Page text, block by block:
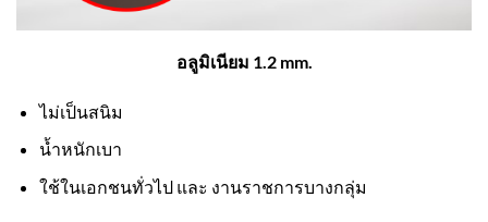
อลูมิเนียม 1.2 mm.
ไม่เป็นสนิม
น้ำหนักเบา
ใช้ในเอกชนทั่วไป และ งานราชการบางกลุ่ม